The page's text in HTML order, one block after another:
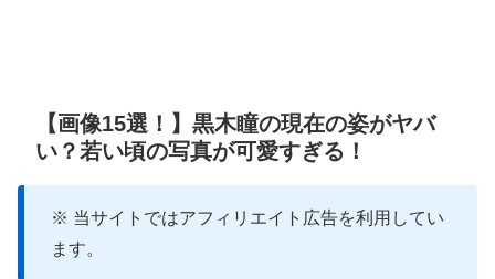
【画像15選！】黒木瞳の現在の姿がヤバ
い？若い頃の写真が可愛すぎる！
※ 当サイトではアフィリエイト広告を利用してい
ます。